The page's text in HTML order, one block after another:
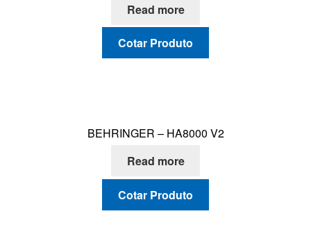
Read more
Cotar Produto
BEHRINGER – HA8000 V2
Read more
Cotar Produto